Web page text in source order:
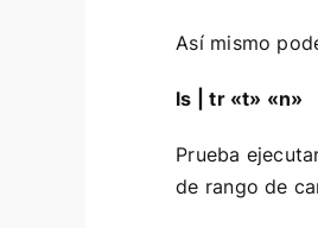
Así mismo
ls | tr «t» «n»
Prueba
de rango de